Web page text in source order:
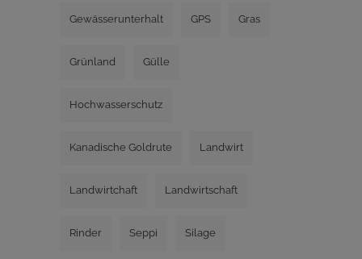
Gewässerunterhalt GPS Gras
Grünland Gülle
Hochwasserschutz
Kanadische Goldrute Landwirt
Landwirtchaft Landwirtschaft
Rinder Seppi Silage